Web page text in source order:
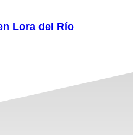
Lora del Río